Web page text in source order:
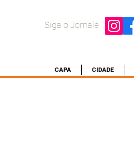
Siga o Jornale
CAPA CIDADE